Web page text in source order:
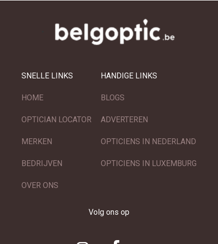
SNELLE LINKS
HOME
OPTICIAN LOCATOR
MERKEN
BEDRIJVEN
OVER ONS
HANDIGE LINKS
BLOGS
ADVERTEREN
OPTICIENS IN NEDERLAND
OPTICIENS IN LUXEMBURG
Volg ons op